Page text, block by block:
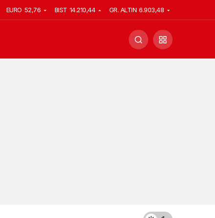
EURO 52,76 BIST 14.210,44 GR. ALTIN 6.903,48